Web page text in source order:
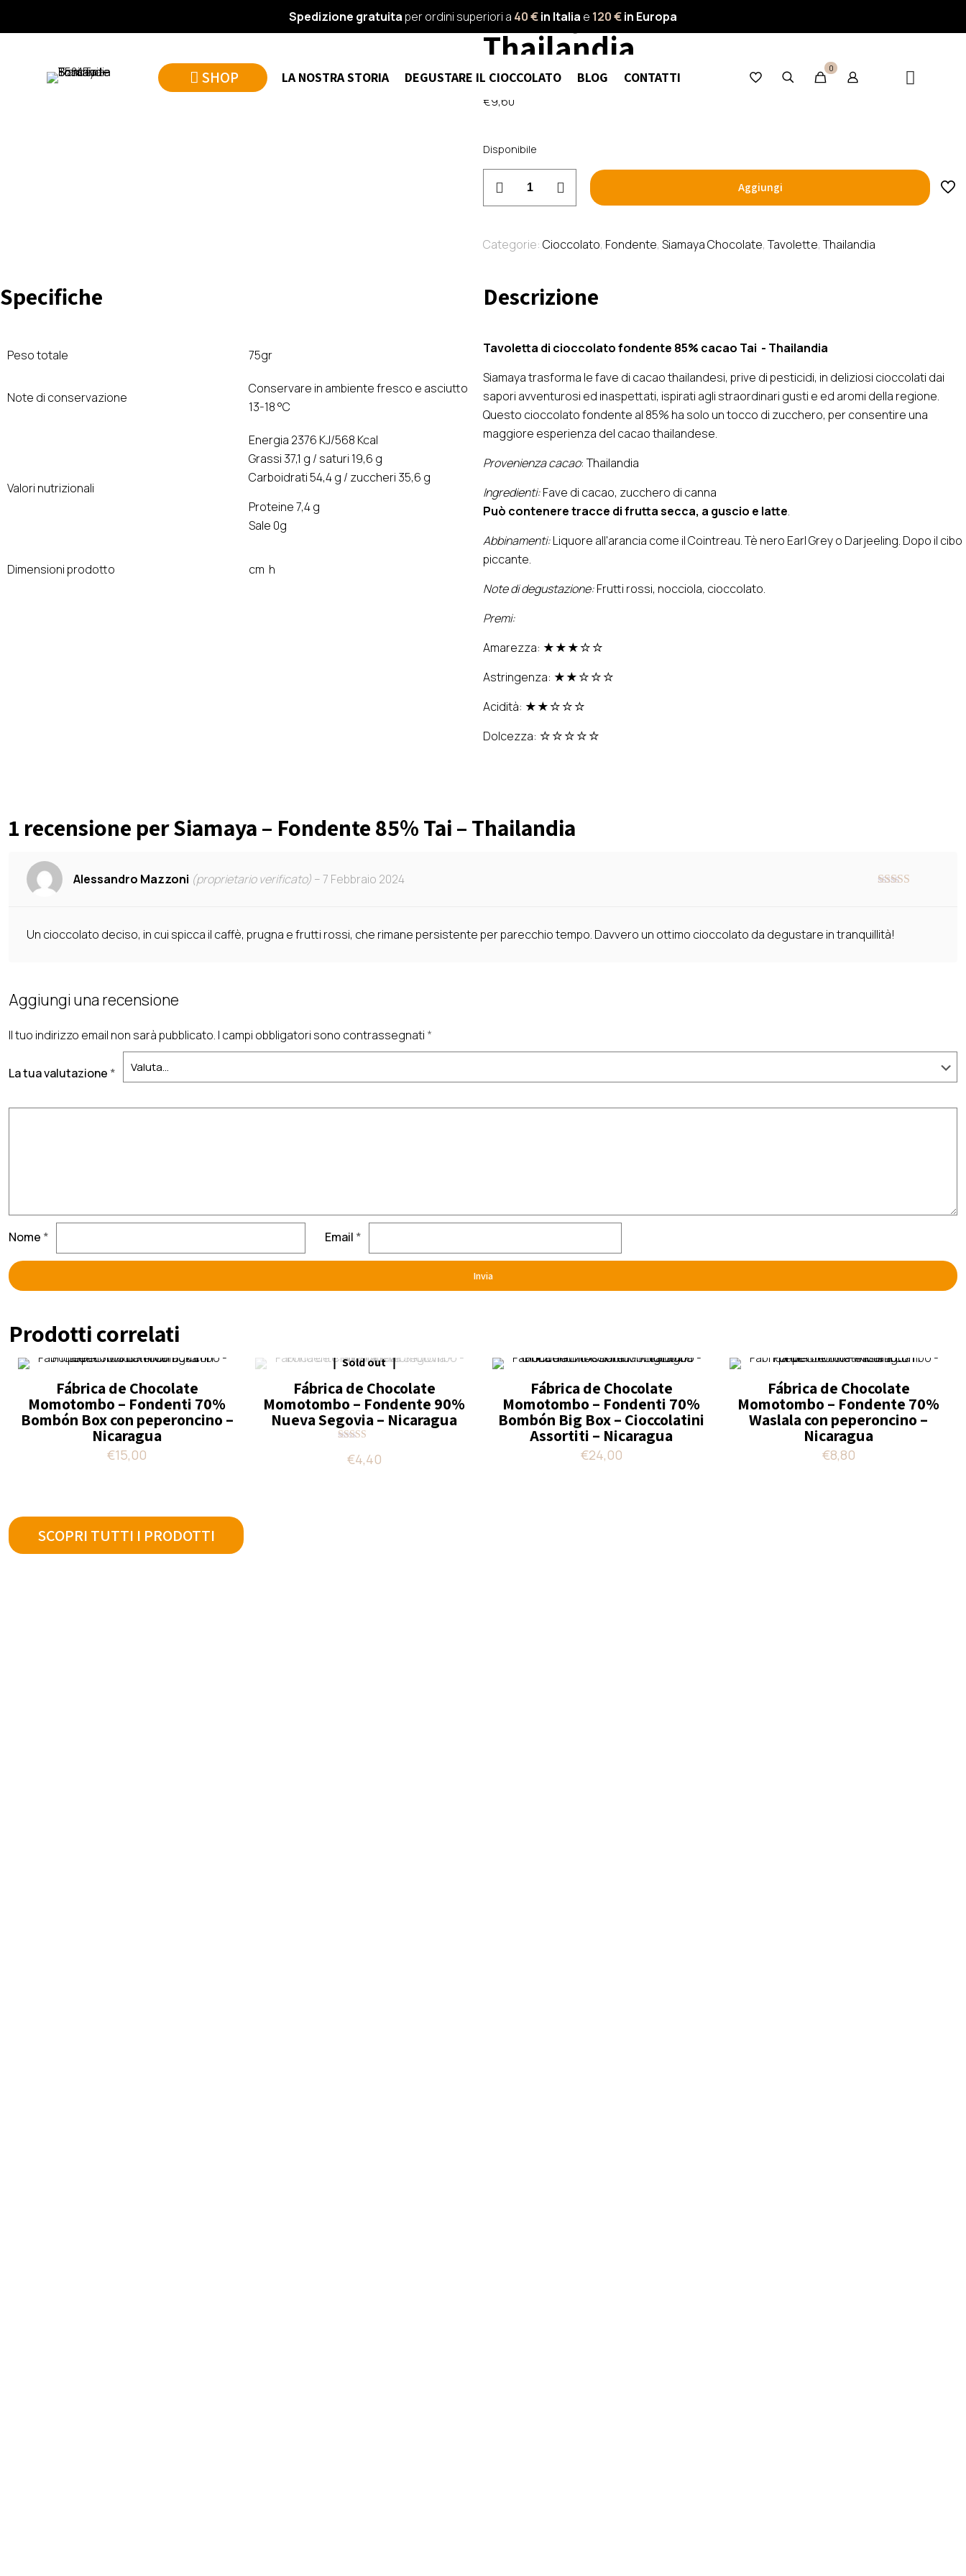
Spedizione gratuita per ordini superiori a 40 €in Italia e 120 €in Europa
SHOP LA NOSTRA STORIA DEGUSTARE IL CIOCCOLATO BLOG CONTATTI
0
Siamaya – Fondente 85% Tai –
Thailandia
€9,60
Disponibile
Tai
Thailandia
quantità
Aggiungi
Categorie: Cioccolato, Fondente, Siamaya Chocolate,Tavolette,Thailandia
Specifiche
Peso totale 75gr
Note di conservazione
Conservare in ambiente fresco e asciutto
13-18 °C
Valori nutrizionali
Energia 2376 KJ/568 Kcal
Grassi 37,1 g / saturi 19,6 g
Carboidrati 54,4 g / zuccheri 35,6 g
Proteine 7,4 g
Sale 0g
Dimensioni prodotto cm h
Descrizione
Tavoletta di cioccolato fondente 85% cacao Tai - Thailandia
Siamaya trasforma le fave di cacao thailandesi, prive di pesticidi, in deliziosi cioccolati dai
sapori avventurosi ed inaspettati, ispirati agli straordinari gusti e ed aromi della regione.
Questo cioccolato fondente al 85% ha solo un tocco di zucchero, per consentire una
maggiore esperienza del cacao thailandese.
Provenienza cacao: Thailandia
Ingredienti:Fave di cacao, zucchero di canna
Può contenere tracce di frutta secca, a guscio e latte.
Abbinamenti:Liquore all'arancia come il Cointreau. Tè nero Earl Grey o Darjeeling. Dopo il cibo
piccante.
Note di degustazione:Frutti rossi, nocciola, cioccolato.
Premi:
Amarezza: ★★★☆☆
Astringenza: ★★☆☆☆
Acidità: ★★☆☆☆
Dolcezza: ☆☆☆☆☆
1 recensione perSiamaya – Fondente 85% Tai – Thailandia
Alessandro Mazzoni (proprietario verificato) –7 Febbraio 2024
Un cioccolato deciso, in cui spicca il caffè, prugna e frutti rossi, che rimane persistente per parecchio tempo. Davvero un ottimo cioccolato da degustare in tranquillità!
Aggiungi una recensione
Il tuo indirizzo email non sarà pubblicato. I campi obbligatori sono contrassegnati *
La tua valutazione *
Nome * Email *
Prodotti correlati
Fábrica de Chocolate
Momotombo – Fondenti 70%
Bombón Box con peperoncino –
Nicaragua
€15,00
Sold out
Fábrica de Chocolate
Momotombo – Fondente 90%
Nueva Segovia – Nicaragua
5.00
su 5
€4,40
Fábrica de Chocolate
Momotombo – Fondenti 70%
Bombón Big Box – Cioccolatini
Assortiti – Nicaragua
€24,00
Fábrica de Chocolate
Momotombo – Fondente 70%
Waslala con peperoncino –
Nicaragua
€8,80
SCOPRI TUTTI I PRODOTTI